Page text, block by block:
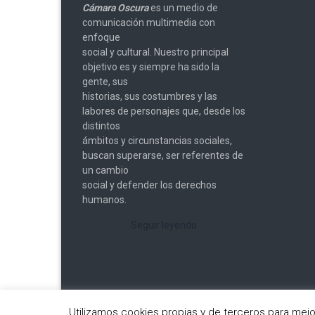
Cámara Oscuraes un medio de
comunicación multimedia con
enfoque
social y cultural. Nuestro principal
objetivo es y siempre ha sido la
gente, sus
historias, sus costumbres y las
labores de personajes que, desde los
distintos
ámbitos y circunstancias sociales,
buscan superarse, ser referentes de
un cambio
social y defender los derechos
humanos.
Utilizamos cookies propias y de terceros para